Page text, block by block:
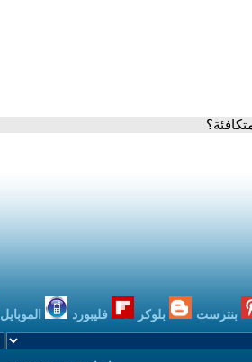
بنترست بلوكر فليبورد الموبايل